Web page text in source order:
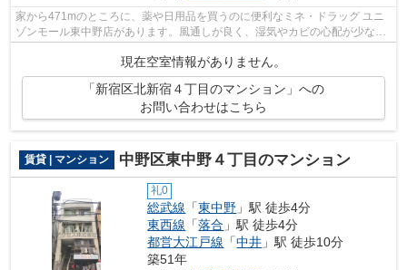
家から471mのところに、薬や日用品を買うのに便利なミネ・ドラッグ ユニ
ゾンモール東中野店があります。風通しが良く、湿気やカビの心配が少ない
物件です。クレジットカードで初期費用...
現在空室情報がありません。
「新宿区北新宿４丁目のマンション」への
お問い合わせはこちら
賃貸 | マンション 中野区東中野４丁目のマンション
礼0
総武線 「東中野 」駅 徒歩4分
東西線 「落合 」駅 徒歩4分
都営大江戸線 「中井 」駅 徒歩10分
築51年